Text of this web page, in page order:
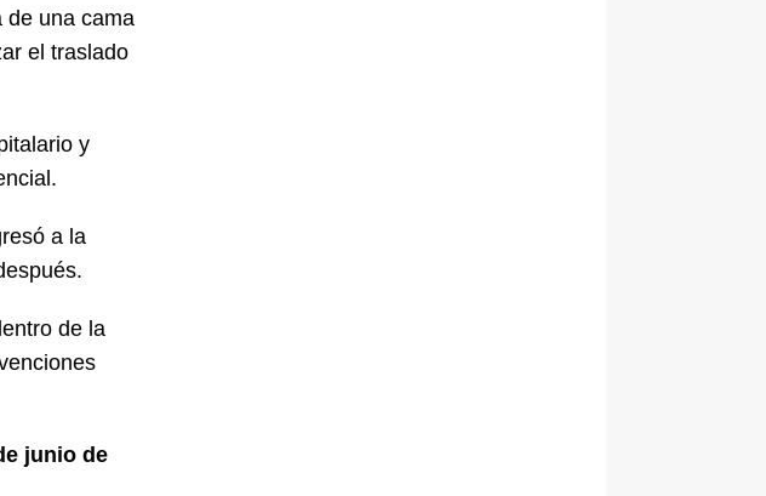
de una cama
el traslado
y
a la
de la
junio de